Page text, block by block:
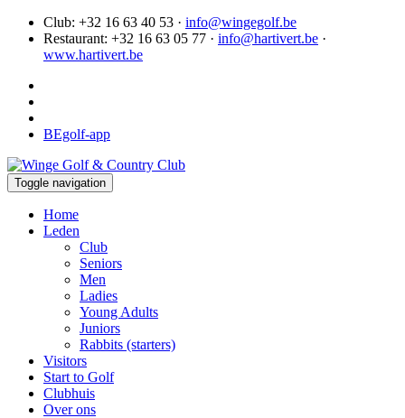
Club: +32 16 63 40 53 · info@wingegolf.be
Restaurant: +32 16 63 05 77 · info@hartivert.be ·
www.hartivert.be
BEgolf-app
Toggle navigation
Home
Leden
Club
Seniors
Men
Ladies
Young Adults
Juniors
Rabbits (starters)
Visitors
Start to Golf
Clubhuis
Over ons